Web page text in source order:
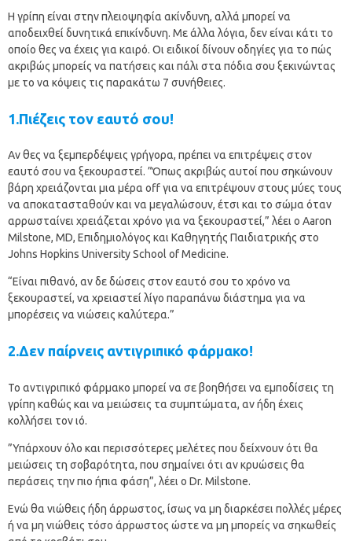
Η γρίπη είναι στην πλειοψηφία ακίνδυνη, αλλά μπορεί να
αποδειχθεί δυνητικά επικίνδυνη. Με άλλα λόγια, δεν είναι κάτι το
οποίο θες να έχεις για καιρό. Οι ειδικοί δίνουν οδηγίες για το πώς
ακριβώς μπορείς να πατήσεις και πάλι στα πόδια σου ξεκινώντας
με το να κόψεις τις παρακάτω 7 συνήθειες.
1.Πιέζεις τον εαυτό σου!
Αν θες να ξεμπερδέψεις γρήγορα, πρέπει να επιτρέψεις στον
εαυτό σου να ξεκουραστεί. ”Όπως ακριβώς αυτοί που σηκώνουν
βάρη χρειάζονται μια μέρα off για να επιτρέψουν στους μύες τους
να αποκατασταθούν και να μεγαλώσουν, έτσι και το σώμα όταν
αρρωσταίνει χρειάζεται χρόνο για να ξεκουραστεί,” λέει ο Aaron
Milstone, MD, Επιδημιολόγος και Καθηγητής Παιδιατρικής στο
Johns Hopkins University School of Medicine.
“Είναι πιθανό, αν δε δώσεις στον εαυτό σου το χρόνο να
ξεκουραστεί, να χρειαστεί λίγο παραπάνω διάστημα για να
μπορέσεις να νιώσεις καλύτερα.”
2.Δεν παίρνεις αντιγριπικό φάρμακο!
Το αντιγριπικό φάρμακο μπορεί να σε βοηθήσει να εμποδίσεις τη
γρίπη καθώς και να μειώσεις τα συμπτώματα, αν ήδη έχεις
κολλήσει τον ιό.
”Υπάρχουν όλο και περισσότερες μελέτες που δείχνουν ότι θα
μειώσεις τη σοβαρότητα, που σημαίνει ότι αν κρυώσεις θα
περάσεις την πιο ήπια φάση”, λέει ο Dr. Milstone.
Ενώ θα νιώθεις ήδη άρρωστος, ίσως να μη διαρκέσει πολλές μέρες
ή να μη νιώθεις τόσο άρρωστος ώστε να μη μπορείς να σηκωθείς